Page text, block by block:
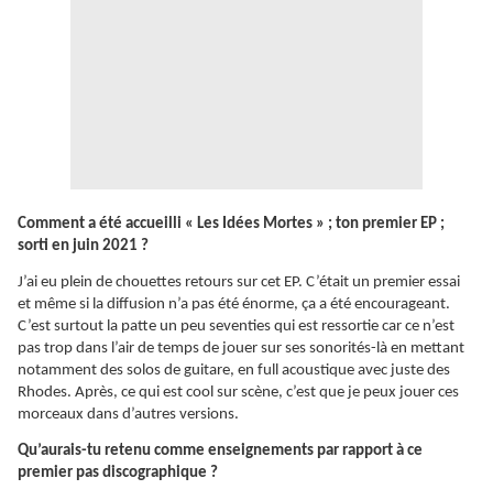
Comment a été accueilli « Les Idées Mortes » ; ton premier EP ;
sorti en juin 2021 ?
J’ai eu plein de chouettes retours sur cet EP. C’était un premier essai
et même si la diffusion n’a pas été énorme, ça a été encourageant.
C’est surtout la patte un peu seventies qui est ressortie car ce n’est
pas trop dans l’air de temps de jouer sur ses sonorités-là en mettant
notamment des solos de guitare, en full acoustique avec juste des
Rhodes. Après, ce qui est cool sur scène, c’est que je peux jouer ces
morceaux dans d’autres versions.
Qu’aurais-tu retenu comme enseignements par rapport à ce
premier pas discographique ?